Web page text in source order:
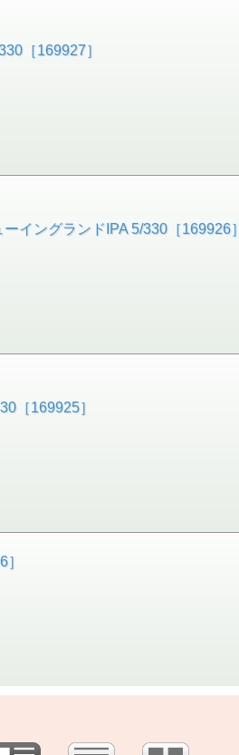
［169927］
イングランドIPA 5/330［169926］
［169925］